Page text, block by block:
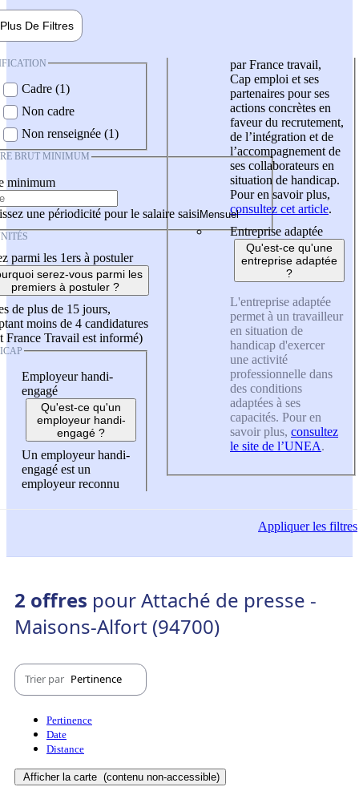
Plus De Filtres
Cadre (1)
Non cadre
Non renseignée (1)
BRUT MINIMUM
minimum
une périodicité pour le salaire saisi
parmi les 1ers à postuler
serez-vous parmi les
premiers à postuler ?
de plus de 15 jours,
moins de 4 candidatures
France Travail est informé)
Employeur handi-
engagé
Qu'est-ce qu'un
employeur handi-
engagé ?
Un employeur handi-
engagé est un
employeur reconnu
par France travail,
Cap emploi et ses
partenaires pour ses
actions concrètes en
faveur du recrutement,
de l’intégration et de
l’accompagnement de
ses collaborateurs en
situation de handicap.
Pour en savoir plus,
consultez cet article.
Entreprise adaptée
Qu'est-ce qu'une
entreprise adaptée
?
L'entreprise adaptée
permet à un travailleur
en situation de
handicap d'exercer
une activité
professionnelle dans
des conditions
adaptées à ses
capacités. Pour en
savoir plus, consultez
le site de l’UNEA.
Appliquerles filtres
2 offres pour Attaché de presse -
Maisons-Alfort (94700)
Trier par Pertinence
Pertinence
Date
Distance
Afficher la carte (contenu non-accessible)